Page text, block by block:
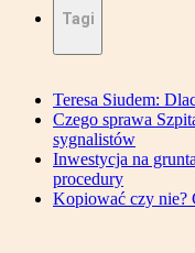
Tagi
Teresa Siudem:
Czego sprawa
sygnalistów
Inwestycja na
procedury
Kopiować czy nie?